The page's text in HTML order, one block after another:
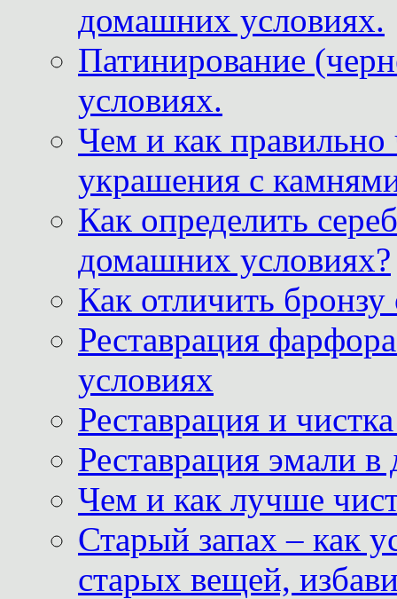
домашних условиях.
Патинирование
условиях.
Чем и как
украшения с
Как определить
домашних условиях?
Как отличить
Реставрация
условиях
Реставрация и
Реставрация эмали
Чем и как лучше
Старый запах – как
старых вещей,